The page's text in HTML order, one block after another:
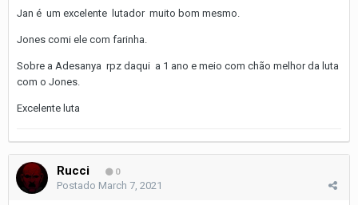
Jan é um excelente lutador muito bom mesmo.
Jones comi ele com farinha.
Sobre a Adesanya rpz daqui a 1 ano e meio com chão melhor da luta
com o Jones.
Excelente luta
Rucci 0
Postado March 7, 2021